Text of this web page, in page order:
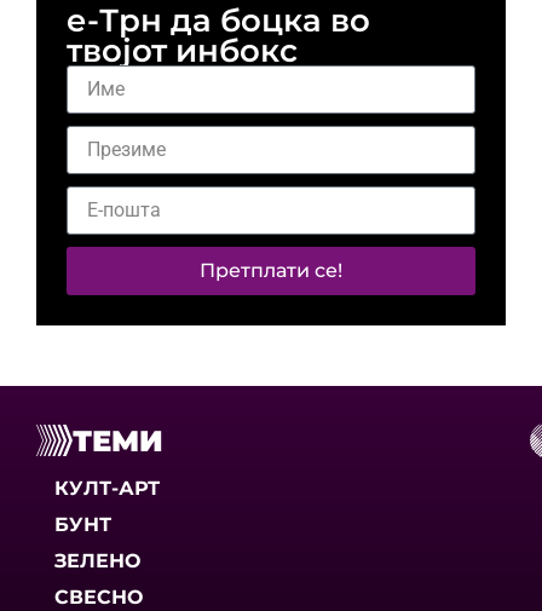
е-Трн да боцка во
твојот инбокс
Претплати се!
ТЕМИ
КУЛТ-АРТ
БУНТ
ЗЕЛЕНО
СВЕСНО